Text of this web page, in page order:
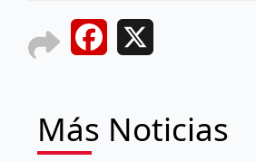
Facebook
Más Noticias